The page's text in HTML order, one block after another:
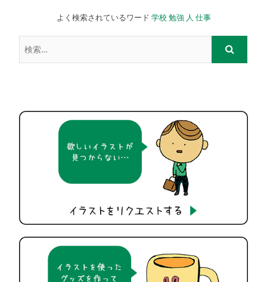
よく検索されているワード 学校 勉強 人 仕事